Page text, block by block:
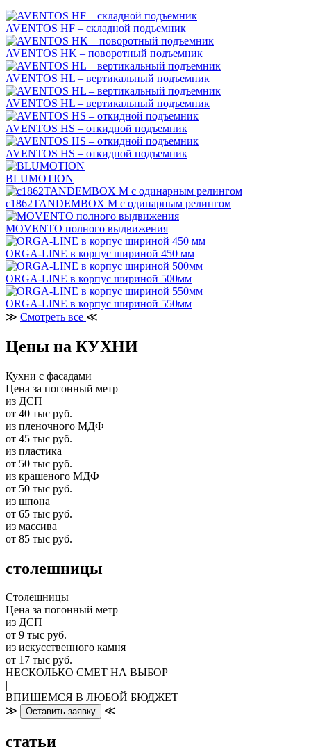
AVENTOS HF – складной подъемник
AVENTOS HK – поворотный подъемник
AVENTOS HL – вертикальный подъемник
AVENTOS HL – вертикальный подъемник
AVENTOS HS – откидной подъемник
AVENTOS HS – откидной подъемник
BLUMOTION
c1862TANDEMBOX М с одинарным релингом
MOVENTO полного выдвижения
ORGA-LINE в корпус шириной 450 мм
ORGA-LINE в корпус шириной 500мм
ORGA-LINE в корпус шириной 550мм
≫ Смотреть все ≪
Цены на КУХНИ
Кухни с фасадами
Цена за погонный метр
из ДСП
от 40 тыс руб.
из пленочного МДФ
от 45 тыс руб.
из пластика
от 50 тыс руб.
из крашеного МДФ
от 50 тыс руб.
из шпона
от 65 тыс руб.
из массива
от 85 тыс руб.
столешницы
Столешницы
Цена за погонный метр
из ДСП
от 9 тыс руб.
из искусственного камня
от 17 тыс руб.
НЕСКОЛЬКО СМЕТ НА ВЫБОР
ВПИШЕМСЯ В ЛЮБОЙ БЮДЖЕТ
≫
Оставить заявку ≪
статьи